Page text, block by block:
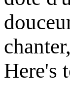
Here's